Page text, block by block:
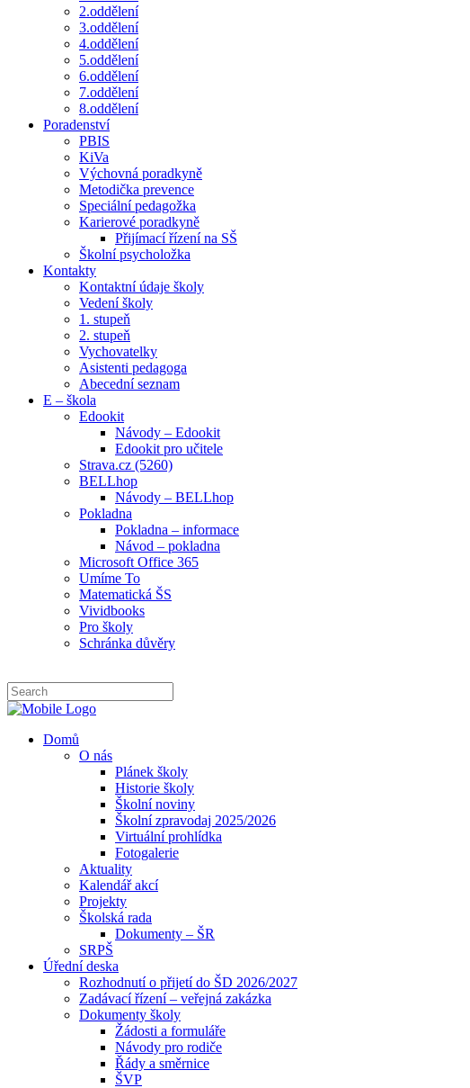
2.oddělení
3.oddělení
4.oddělení
5.oddělení
6.oddělení
7.oddělení
8.oddělení
Poradenství
PBIS
KiVa
Výchovná poradkyně
Metodička prevence
Speciální pedagožka
Karierové poradkyně
Přijímací řízení na SŠ
Školní psycholožka
Kontakty
Kontaktní údaje školy
Vedení školy
1. stupeň
2. stupeň
Vychovatelky
Asistenti pedagoga
Abecední seznam
E – škola
Edookit
Návody – Edookit
Edookit pro učitele
Strava.cz (5260)
BELLhop
Návody – BELLhop
Pokladna
Pokladna – informace
Návod – pokladna
Microsoft Office 365
Umíme To
Matematická ŠS
Vividbooks
Pro školy
Schránka důvěry
Domů
O nás
Plánek školy
Historie školy
Školní noviny
Školní zpravodaj 2025/2026
Virtuální prohlídka
Fotogalerie
Aktuality
Kalendář akcí
Projekty
Školská rada
Dokumenty – ŠR
SRPŠ
Úřední deska
Rozhodnutí o přijetí do ŠD 2026/2027
Zadávací řízení – veřejná zakázka
Dokumenty školy
Žádosti a formuláře
Návody pro rodiče
Řády a směrnice
ŠVP